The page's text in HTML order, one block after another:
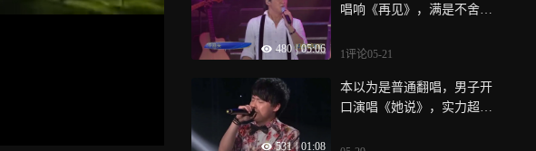
480 | 05:06
唱响《再见》，满是不舍与
1评论05-21
531 | 01:08
本以为是普通翻唱，男子开
口演唱《她说》，实力超乎